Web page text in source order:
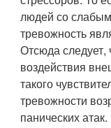
людей со
тревожность
Отсюда следует,
воздействия
такого
тревожности
панических атак.